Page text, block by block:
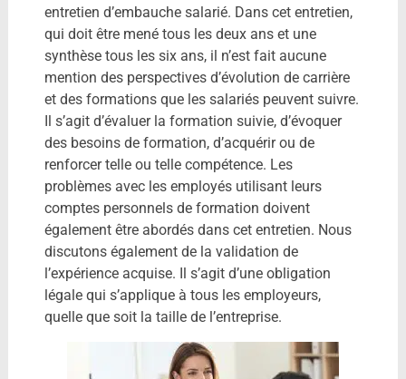
entretien d’embauche salarié. Dans cet entretien,
qui doit être mené tous les deux ans et une
synthèse tous les six ans, il n’est fait aucune
mention des perspectives d’évolution de carrière
et des formations que les salariés peuvent suivre.
Il s’agit d’évaluer la formation suivie, d’évoquer
des besoins de formation, d’acquérir ou de
renforcer telle ou telle compétence. Les
problèmes avec les employés utilisant leurs
comptes personnels de formation doivent
également être abordés dans cet entretien. Nous
discutons également de la validation de
l’expérience acquise. Il s’agit d’une obligation
légale qui s’applique à tous les employeurs,
quelle que soit la taille de l’entreprise.